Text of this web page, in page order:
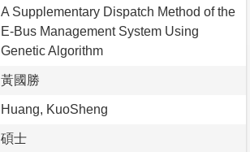
A Supplementary Dispatch Method of the
E-Bus Management System Using
Genetic Algorithm
黃國勝
Huang, KuoSheng
碩士